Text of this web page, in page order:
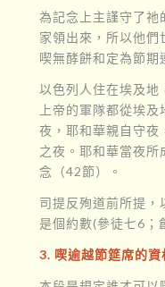
為記念上主謹守了祂
家領出來，所以他們
喫無酵餅和定為節期
以色列人住在埃及地
上帝的軍隊都從埃
夜，耶和華親自守夜
之夜。耶和華當夜所
念（42節）。
司提反殉道前所提，
是個約數(參徒七6；
3. 喫逾越節筵席的資